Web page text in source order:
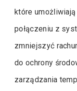
które
połączeniu z
zmniejszyć
do ochrony
zarządzania